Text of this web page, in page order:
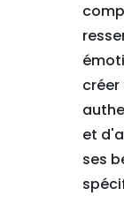
créer
et
ses